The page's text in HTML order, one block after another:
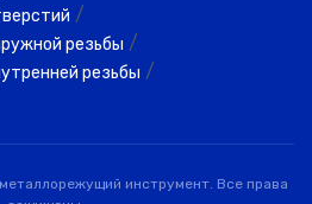
/
резьбы /
резьбы /
инструмент. Все права